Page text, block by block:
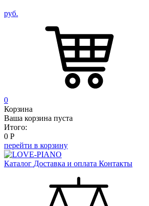
руб.
0
Корзина
Ваша корзина пуста
Итого:
0 Р
перейти в корзину
Каталог Доставка и оплата Контакты